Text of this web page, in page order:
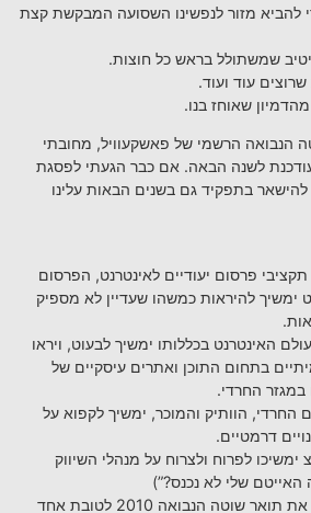
להביא מזור לנפשינו השסועה המבקשת קצת
שמשתולל בראש כל חוצות.
עוד ועוד.
שאוחז בנו.
הנבואה הרשמי של פאשקעוויל, מחובתי
לשנה הבאה. אם כבר הגעתי לפסגת
בתפקיד גם בשנים הבאות עלינו
תקציבי פרסום יעודיים לאינטרנט, הפרסום
ימשיך להיראות כמשהו שעדיין לא מספיק
האינטרנט בכללותו ימשיך לבעוט, ויראו
בתחום התוכן ואתרים עיסקיים של
במגזר החרדי.
החרדי, הוותיק והמוכר, ימשיך לקפוא על
דרמטיים.
ימשיכו לפרוח ולצרוח על מנהלי השיווק
האייטם שלי לא נכנס?”)
. דינקיס יאבד את תואר שוטה הנבואה 2010 לטובת אחד